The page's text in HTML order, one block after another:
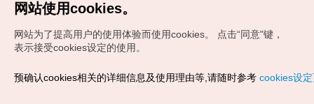
Copyrights (c) 韩国旅游发展局版权所有
网站使用cookies。
网站为了提高用户的使用体验而使用cookies。
点击“同意"键，
表示接受cookies设定的使用。
预确认cookies相关的详细信息及使用理由等,请随时参考 cookies设